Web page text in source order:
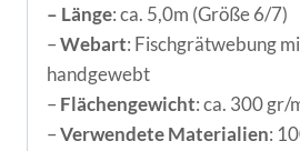
– Länge: ca. 5,0m (Größe 6/7)
–Webart: Fischgrätwebung
handgewebt
– Flächengewicht: ca. 300 gr/
–Verwendete Materialien: